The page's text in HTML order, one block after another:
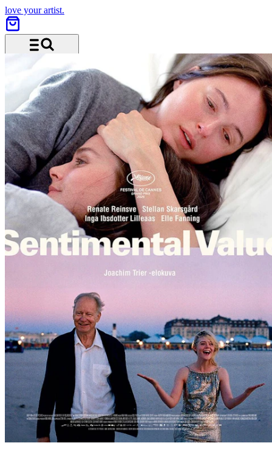
love your artist.
Menu and search